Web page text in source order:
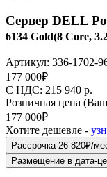
Сервер DELL
6134 Gold(8 Core,
Артикул: 336-1702-
177 000₽
C НДС: 215 940 р.
Розничная цена
177 000₽
Хотите дешевле -
Рассрочка 26 820₽/
Размещение в дата-